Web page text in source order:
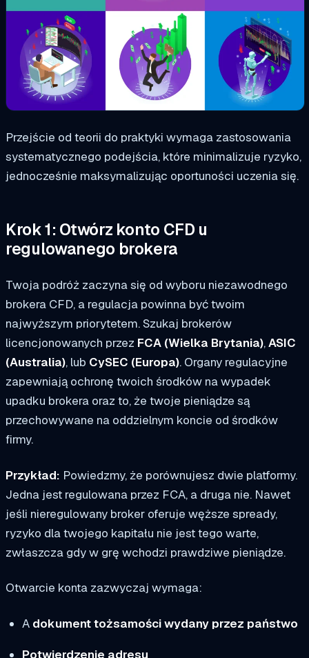
Przejście od teorii do praktyki wymaga zastosowania
systematycznego podejścia, które minimalizuje ryzyko,
jednocześnie maksymalizując oportuności uczenia się.
Krok 1: Otwórz konto CFD u
regulowanego brokera
Twoja podróż zaczyna się od wyboru niezawodnego
brokera CFD, a regulacja powinna być twoim
najwyższym priorytetem. Szukaj brokerów
licencjonowanych przez FCA (Wielka Brytania),ASIC
(Australia), lub CySEC (Europa). Organy regulacyjne
zapewniają ochronę twoich środków na wypadek
upadku brokera oraz to, że twoje pieniądze są
przechowywane na oddzielnym koncie od środków
firmy.
Przykład: Powiedzmy, że porównujesz dwie platformy.
Jedna jest regulowana przez FCA, a druga nie. Nawet
jeśli nieregulowany broker oferuje węższe spready,
ryzyko dla twojego kapitału nie jest tego warte,
zwłaszcza gdy w grę wchodzi prawdziwe pieniądze.
Otwarcie konta zazwyczaj wymaga:
A dokument tożsamości wydany przez państwo
Potwierdzenie adresu